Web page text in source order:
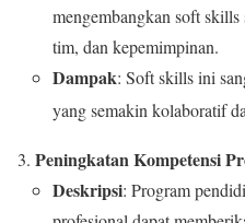
mengembangkan soft
tim, dan kepemimpinan.
Dampak: Soft skills ini
yang semakin kolaboratif
Peningkatan Kompetensi
Deskripsi: Program